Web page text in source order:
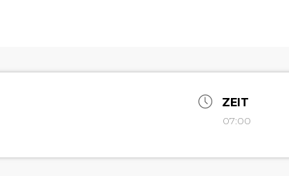
ZEIT
07:00